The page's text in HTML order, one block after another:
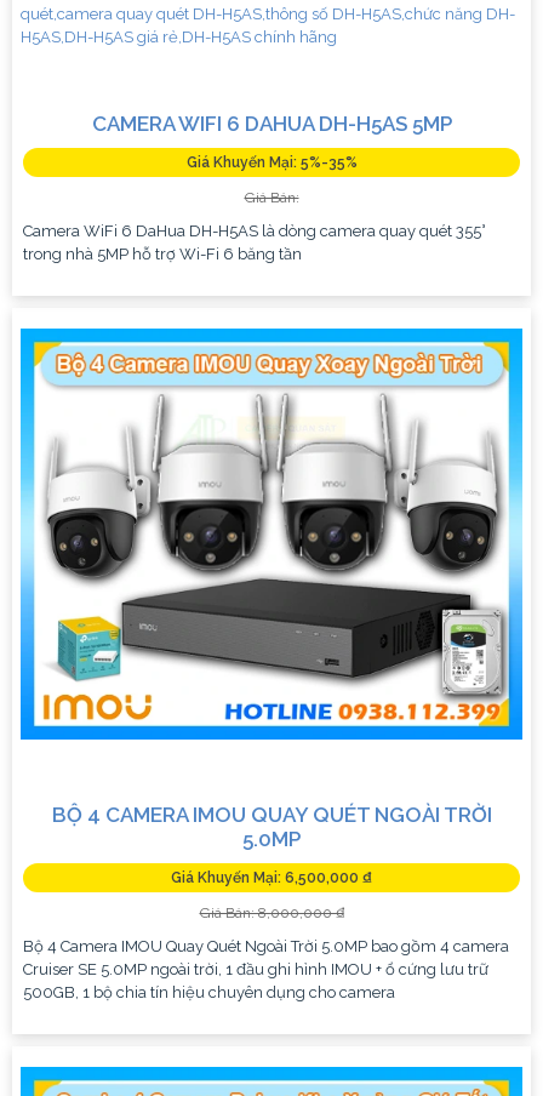
CAMERA WIFI 6 DAHUA DH-H5AS 5MP
Giá Khuyến Mại: 5%-35%
Giá Bán:
Camera WiFi 6 DaHua DH-H5AS là dòng camera quay quét 355°
trong nhà 5MP hỗ trợ Wi-Fi 6 băng tần
BỘ 4 CAMERA IMOU QUAY QUÉT NGOÀI TRỜI
5.0MP
Giá Khuyến Mại: 6,500,000 ₫
Giá Bán: 8,000,000 ₫
Bộ 4 Camera IMOU Quay Quét Ngoài Trời 5.0MP bao gồm 4 camera
Cruiser SE 5.0MP ngoài trời, 1 đầu ghi hình IMOU + ổ cứng lưu trữ
500GB, 1 bộ chia tín hiệu chuyên dụng cho camera